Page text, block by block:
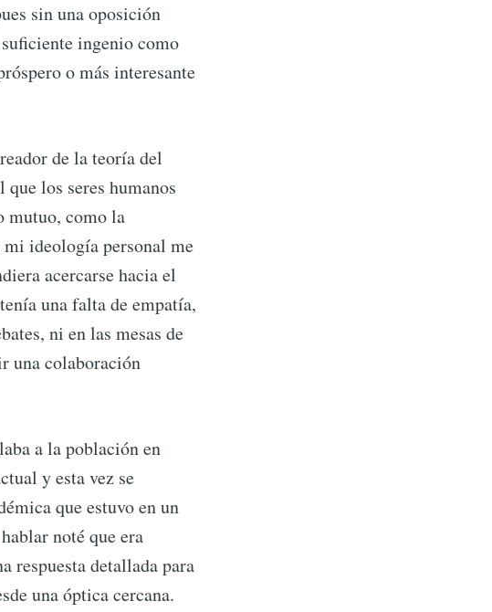
sin una oposición
ingenio como
o más interesante
de la teoría del
los seres humanos
mutuo, como la
ideología personal me
acercarse hacia el
una falta de empatía,
ni en las mesas de
una colaboración
a la población en
y esta vez se
que estuvo en un
noté que era
respuesta detallada para
una óptica cercana.
Subscribe